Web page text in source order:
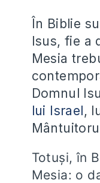
În Biblie
Isus, fie a
Mesia
Domnul
lui Israel,
Totuși, în
Mesia: o